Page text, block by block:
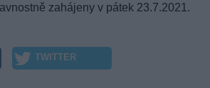
zahájeny v pátek 23.7.2021.
TWITTER